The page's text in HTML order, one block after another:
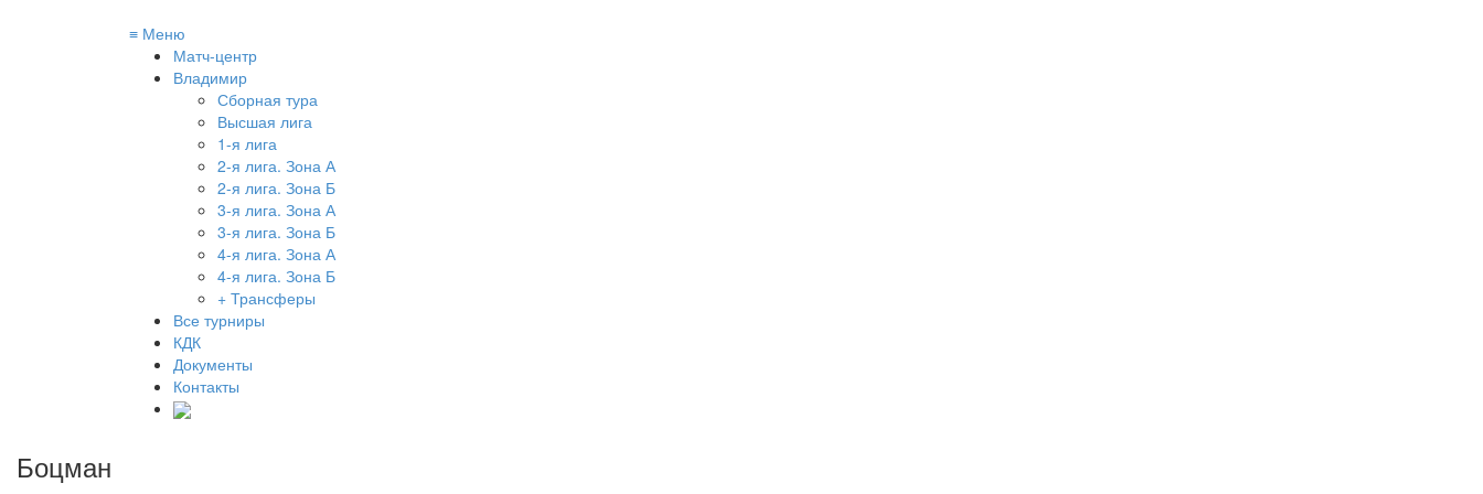
≡ Меню
Матч-центр
Владимир
Сборная тура
Высшая лига
1-я лига
2-я лига. Зона А
2-я лига. Зона Б
3-я лига. Зона А
3-я лига. Зона Б
4-я лига. Зона А
4-я лига. Зона Б
+ Трансферы
Все турниры
КДК
Документы
Контакты
Боцман